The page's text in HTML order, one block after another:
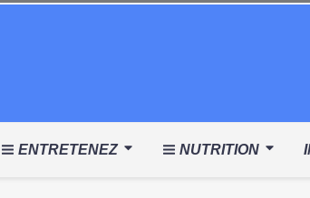
ENTRETENEZ NUTRITION